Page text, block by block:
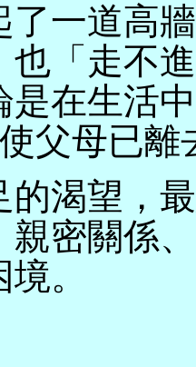
了一道高
也「走不
是在生活
父母已
的渴望，
親密關係
。